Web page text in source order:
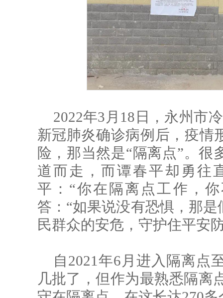
2022年3月18日，永州市
新冠肺炎确诊病例后，疫情
险，那当然是“隔离点”。
道而走，而谭春平却勇往
平：“你在隔离点工作，
答：“如果说没有恐惧，那
民群众的安危，守护住平安
自2021年6月进入隔离点
几批了，但作为最熟悉隔离